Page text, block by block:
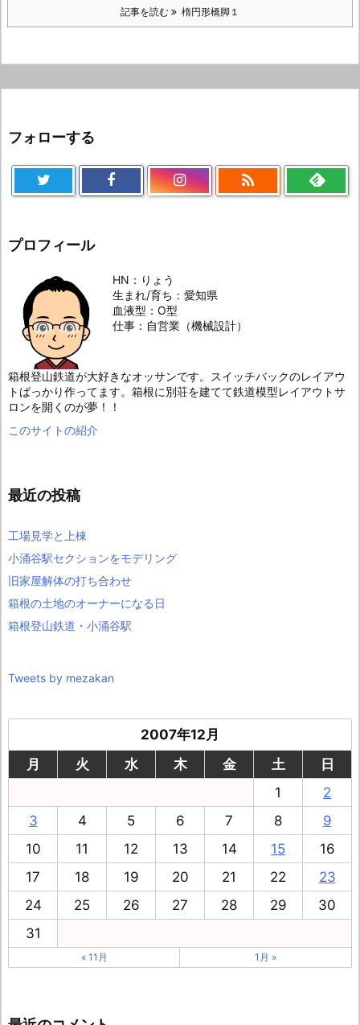
記事を読む 楕円形橋脚１
フォローする

プロフィール
HN：りょう
生まれ/育ち：愛知県
血液型：O型
仕事：自営業（機械設計）
箱根登山鉄道が大好きなオッサンです。スイッチバックのレイアウ
トばっかり作ってます。箱根に別荘を建てて鉄道模型レイアウトサ
ロンを開くのが夢！！
このサイトの紹介
最近の投稿
工場見学と上棟
小涌谷駅セクションをモデリング
旧家屋解体の打ち合わせ
箱根の土地のオーナーになる日
箱根登山鉄道・小涌谷駅
Tweets by mezakan
2007年12月
月
火 水 木 金 土
日
1
2
3
4 5 6 7 8
9
10
11 12 13 14 15
16
17
18 19 20 21 22
23
24
25 26 27 28 29
30
31
« 11月 1月 »